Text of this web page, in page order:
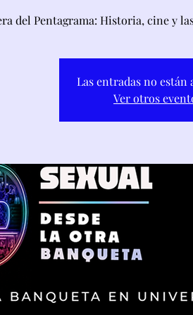
del Pentagrama: Historia, cine y
Las entradas no están
Ver otros